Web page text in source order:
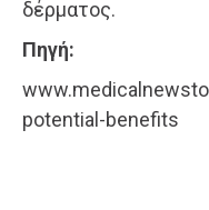
δέρματος.
Πηγή:
potential-benefits